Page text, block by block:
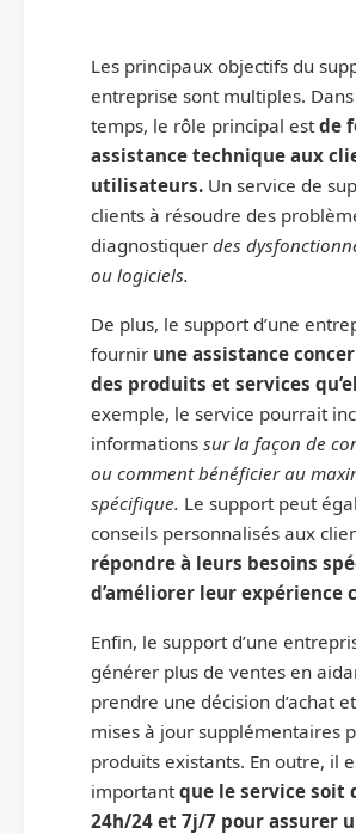
Les principaux objectifs du
entreprise sont multiples.
temps, le rôle principal est de
assistance technique aux
utilisateurs. Un service de
clients à résoudre des
diagnostiquer des
ou logiciels.
De plus, le support d’une
fournir une assistance
des produits et services
exemple, le service pourrait
informations sur la façon de
ou comment bénéficier au
spécifique. Le support peut
conseils personnalisés aux
répondre à leurs besoins
d’améliorer leur expérience
Enfin, le support d’une
générer plus de ventes en
prendre une décision d’achat
mises à jour supplémentaires
produits existants. En outre, il
important que le service soit
24h/24 et 7j/7 pour assurer